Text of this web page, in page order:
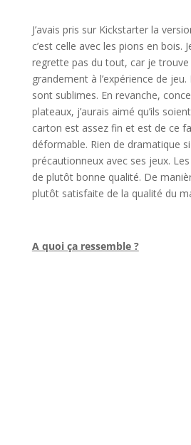
J’avais pris sur Kickstarter la
c’est celle avec les pions en bois.
regrette pas du tout, car je trouve
grandement à l’expérience de
sont sublimes. En revanche,
plateaux, j’aurais aimé qu’ils
carton est assez fin et est de ce
déformable. Rien de dramatique
précautionneux avec ses jeux.
de plutôt bonne qualité. De
plutôt satisfaite de la qualité du
A quoi ça ressemble ?